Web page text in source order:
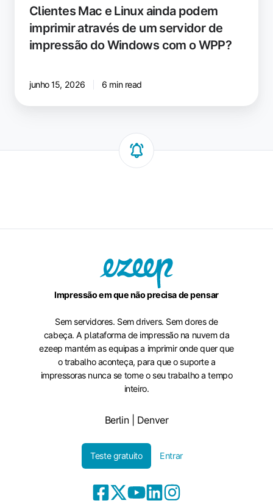
impressão
Windows
com
Clientes Mac e Linux ainda podem
imprimir através de um servidor de
impressão do Windows com o WPP?
junho 15, 2026 6 min read
Impressão em que não precisa de pensar
Sem servidores. Sem drivers. Sem dores de
cabeça. A plataforma de impressão na nuvem da
ezeep mantém as equipas a imprimir onde quer que
o trabalho aconteça, para que o suporte a
impressoras nunca se torne o seu trabalho a tempo
inteiro.
Berlin | Denver
Teste gratuito Entrar